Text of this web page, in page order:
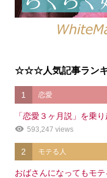
☆☆☆人気記事ラン
1 恋愛
「恋愛３ヶ月説」を乗
593,247 views
2 モテる人
おばさんになってもモ